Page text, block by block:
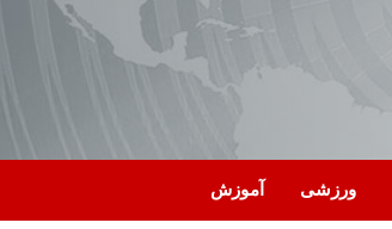
ورزشی آموزش